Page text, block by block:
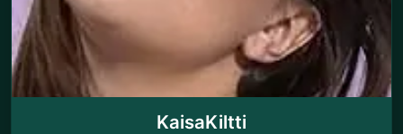
KaisaKiltti